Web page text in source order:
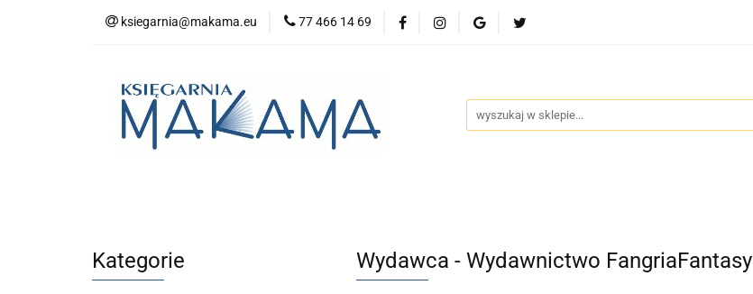
ksiegarnia@makama.eu 77 466 14 69
Kategorie Nowości Bestsellery
Kategorie Wydawca - Wydawnictwo FangriaFantasy